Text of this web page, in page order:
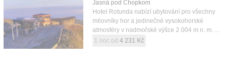
Jasná pod Chopkom
Hotel Rotunda nabízí ubytování pro všechny
milovníky hor a jedinečné vysokohorské
atmosféry v nadmořské výšce 2 004 m n. m. ...
1 noc od 4 231 Kč